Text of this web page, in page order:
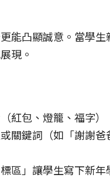
能凸顯誠意。當學
現。
紅包、燈籠、福字
關鍵詞（如「謝謝
區」讓學生寫下新